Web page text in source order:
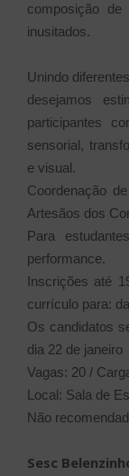
composição
inusitados.
Unindo
desejamos
participantes
sensorial,
e visual.
Coordenação
Artesãos dos
Para
performance.
Inscrições até
currículo para:
Os candidatos
dia 22 de janeiro
Vagas: 20 /
Local: Sala de
Não
Sesc